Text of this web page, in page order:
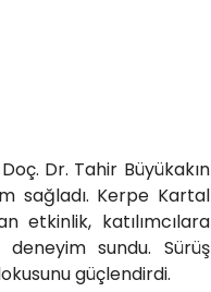
Dr. Tahir Büyükakın
sağladı. Kerpe Kartal
etkinlik, katılımcılara
sundu. Sürüş
güçlendirdi.